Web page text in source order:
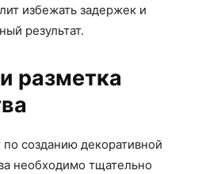
избежать задержек и
результат.
разметка
созданию декоративной
необходимо тщательно